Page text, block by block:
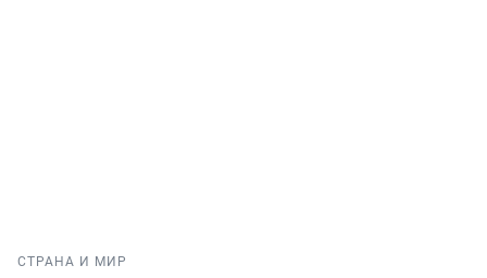
СТРАНА И МИР